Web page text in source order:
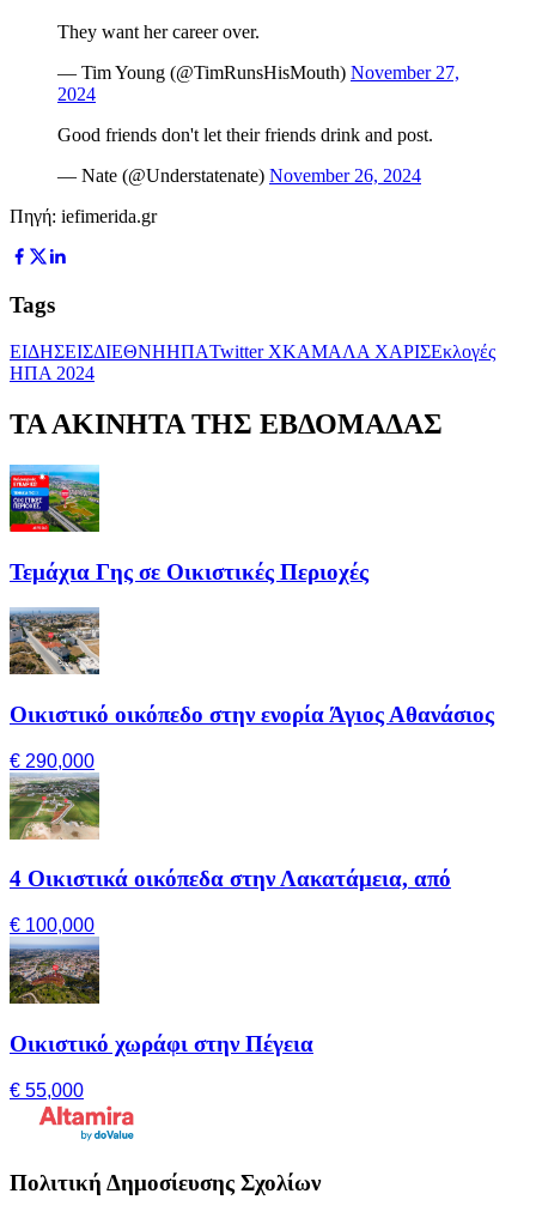
They want her career over.
— Tim Young (@TimRunsHisMouth) November 27,
2024
Good friends don't let their friends drink and post.
— Nate (@Understatenate) November 26, 2024
Πηγή: iefimerida.gr
Tags
ΕΙΔΗΣΕΙΣΔΙΕΘΝΗΗΠΑTwitter XΚΑΜΑΛΑ ΧΑΡΙΣΕκλογές
ΗΠΑ 2024
ΤΑ ΑΚΙΝΗΤΑ ΤΗΣ ΕΒΔΟΜΑΔΑΣ
Τεμάχια Γης σε Οικιστικές Περιοχές
Οικιστικό οικόπεδο στην ενορία Άγιος Αθανάσιος
€ 290,000
4 Οικιστικά οικόπεδα στην Λακατάμεια, από
€ 100,000
Οικιστικό χωράφι στην Πέγεια
€ 55,000
Πολιτική Δημοσίευσης Σχολίων